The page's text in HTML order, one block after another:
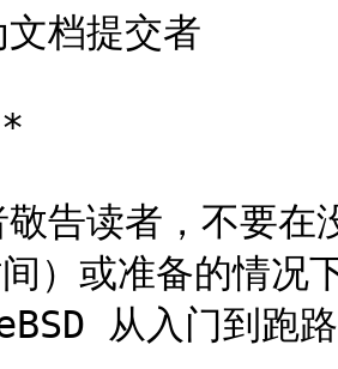
档提交者
告读者，不要在
）或准备的情
从入门到跑